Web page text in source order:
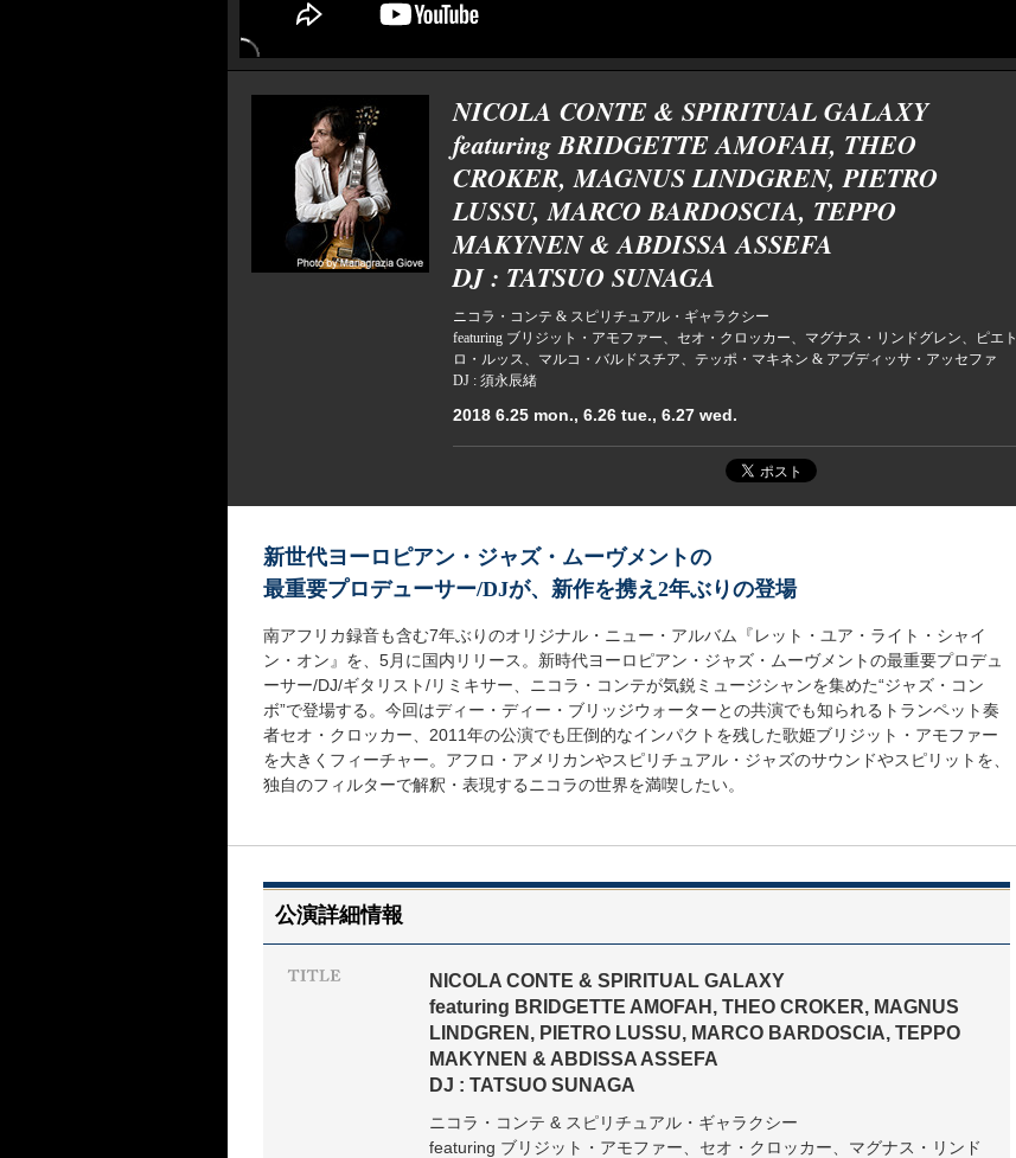
NICOLA CONTE & SPIRITUAL GALAXY
featuring BRIDGETTE AMOFAH, THEO
CROKER, MAGNUS LINDGREN, PIETRO
LUSSU, MARCO BARDOSCIA, TEPPO
MAKYNEN & ABDISSA ASSEFA
DJ : TATSUO SUNAGA
ニコラ・コンテ & スピリチュアル・ギャラクシー
featuring ブリジット・アモファー、セオ・クロッカー、マグナス・リンドグレン、ピエト
ロ・ルッス、マルコ・バルドスチア、テッポ・マキネン & アブディッサ・アッセファ
DJ : 須永辰緒
2018 6.25 mon., 6.26 tue., 6.27 wed.
新世代ヨーロピアン・ジャズ・ムーヴメントの
最重要プロデューサー/DJが、新作を携え2年ぶりの登場
南アフリカ録音も含む7年ぶりのオリジナル・ニュー・アルバム『レット・ユア・ライト・シャイ
ン・オン』を、5月に国内リリース。新時代ヨーロピアン・ジャズ・ムーヴメントの最重要プロデュ
ーサー/DJ/ギタリスト/リミキサー、ニコラ・コンテが気鋭ミュージシャンを集めた“ジャズ・コン
ボ”で登場する。今回はディー・ディー・ブリッジウォーターとの共演でも知られるトランペット奏
者セオ・クロッカー、2011年の公演でも圧倒的なインパクトを残した歌姫ブリジット・アモファー
を大きくフィーチャー。アフロ・アメリカンやスピリチュアル・ジャズのサウンドやスピリットを、
独自のフィルターで解釈・表現するニコラの世界を満喫したい。
公演詳細情報
NICOLA CONTE & SPIRITUAL GALAXY
featuring BRIDGETTE AMOFAH, THEO CROKER, MAGNUS
LINDGREN, PIETRO LUSSU, MARCO BARDOSCIA, TEPPO
MAKYNEN & ABDISSA ASSEFA
DJ : TATSUO SUNAGA
ニコラ・コンテ & スピリチュアル・ギャラクシー
featuring ブリジット・アモファー、セオ・クロッカー、マグナス・リンド